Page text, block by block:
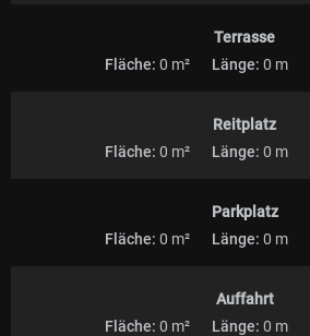
Terrasse
Fläche: 0 m² Länge: 0 m
Reitplatz
Fläche: 0 m² Länge: 0 m
Parkplatz
Fläche: 0 m² Länge: 0 m
Auffahrt
Fläche: 0 m² Länge: 0 m